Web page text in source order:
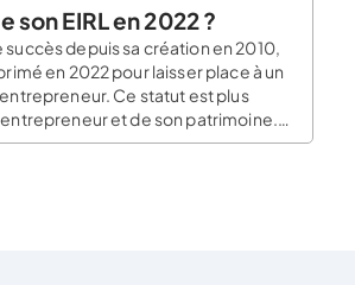
son EIRL en 2022 ?
succès depuis sa création en 2010,
en 2022 pour laisser place à un
Ce statut est plus
et de son patrimoine.
de son EIRL ? Retrouvez ci-